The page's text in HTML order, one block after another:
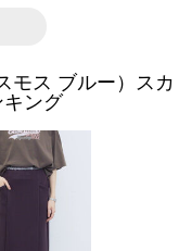
モス ブルー）スカ
ング